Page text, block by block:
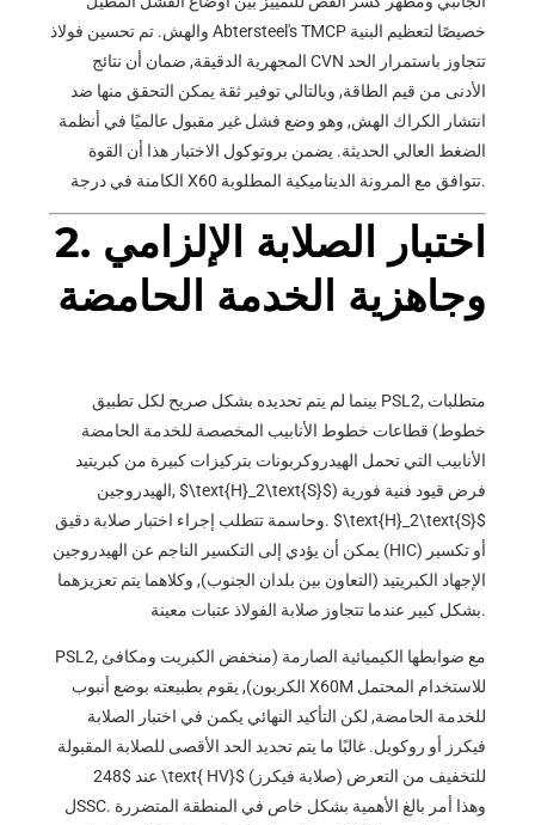
والهش. تم تحسين فولاذ Abtersteel's TMCP خصيصًا لتعظيم البنية
المجهرية الدقيقة, ضمان أن نتائج CVN تتجاوز باستمرار الحد
الأدنى من قيم الطاقة, وبالتالي توفير ثقة يمكن التحقق منها ضد
انتشار الكراك الهش, وهو وضع فشل غير مقبول عالميًا في أنظمة
الضغط العالي الحديثة. يضمن بروتوكول الاختبار هذا أن القوة
الكامنة في درجة X60 تتوافق مع المرونة الديناميكية المطلوبة.
2. اختبار الصلابة الإلزامي
وجاهزية الخدمة الحامضة
بينما لم يتم تحديده بشكل صريح لكل تطبيق PSL2, متطلبات
قطاعات خطوط الأنابيب المخصصة للخدمة الحامضة (خطوط
الأنابيب التي تحمل الهيدروكربونات بتركيزات كبيرة من كبريتيد
الهيدروجين, $\text{H}_2\text{S}$) فرض قيود فنية فورية
وحاسمة تتطلب إجراء اختبار صلابة دقيق. $\text{H}_2\text{S}$
يمكن أن يؤدي إلى التكسير الناجم عن الهيدروجين (HIC) أو تكسير
الإجهاد الكبريتيد (التعاون بين بلدان الجنوب), وكلاهما يتم تعزيزهما
بشكل كبير عندما تتجاوز صلابة الفولاذ عتبات معينة.
PSL2, مع ضوابطها الكيميائية الصارمة (منخفض الكبريت ومكافئ
الكربون), يقوم بطبيعته بوضع أنبوب X60M للاستخدام المحتمل
للخدمة الحامضة, لكن التأكيد النهائي يكمن في اختبار الصلابة
فيكرز أو روكويل. غالبًا ما يتم تحديد الحد الأقصى للصلابة المقبولة
عند $248 \text{ HV}$ (صلابة فيكرز) للتخفيف من التعرض
لSSC. وهذا أمر بالغ الأهمية بشكل خاص في المنطقة المتضررة